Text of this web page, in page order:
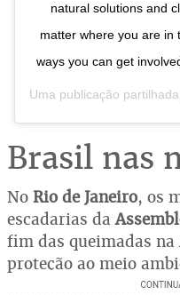
natural solutions and
matter where you are in
ways you can get
Uma publicação
Brasil nas
No Rio de Janeiro, os
escadarias da
fim das queimadas na
proteção ao meio